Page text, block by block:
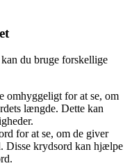
du bruge forskellige
omhyggeligt for at se, om
længde. Dette kan
for at se, om de giver
Disse krydsord kan hjælpe